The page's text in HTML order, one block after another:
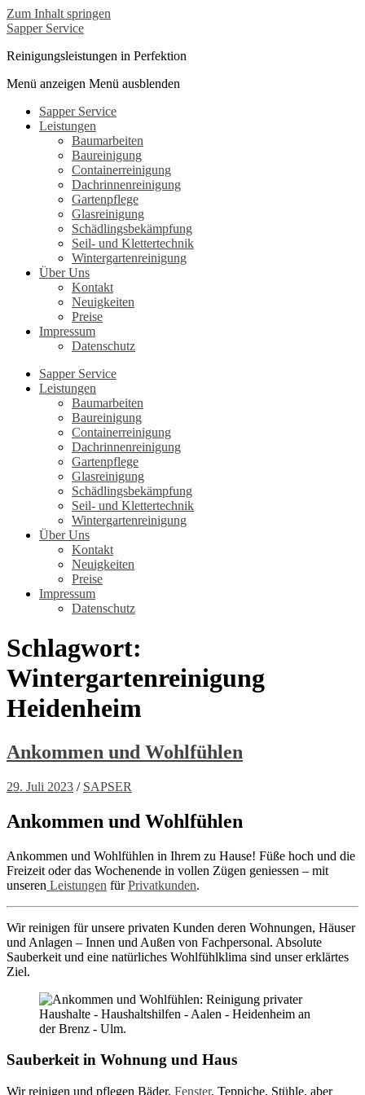
Zum Inhalt springen
Sapper Service
Reinigungsleistungen in Perfektion
Menü anzeigen Menü ausblenden
Sapper Service
Leistungen
Baumarbeiten
Baureinigung
Containerreinigung
Dachrinnenreinigung
Gartenpflege
Glasreinigung
Schädlingsbekämpfung
Seil- und Klettertechnik
Wintergartenreinigung
Über Uns
Kontakt
Neuigkeiten
Preise
Impressum
Datenschutz
Sapper Service
Leistungen
Baumarbeiten
Baureinigung
Containerreinigung
Dachrinnenreinigung
Gartenpflege
Glasreinigung
Schädlingsbekämpfung
Seil- und Klettertechnik
Wintergartenreinigung
Über Uns
Kontakt
Neuigkeiten
Preise
Impressum
Datenschutz
Schlagwort:
Wintergartenreinigung
Heidenheim
Ankommen und Wohlfühlen
29. Juli 2023 / SAPSER
Ankommen und Wohlfühlen
Ankommen und Wohlfühlen in Ihrem zu Hause! Füße hoch und die
Freizeit oder das Wochenende in vollen Zügen geniessen – mit
unseren Leistungen fürPrivatkunden.
Wir reinigen für unsere privaten Kunden deren Wohnungen, Häuser
und Anlagen – Innen und Außen von Fachpersonal. Absolute
Sauberkeit und eine natürliches Wohlfühlklima sind unser erklärtes
Ziel.
Sauberkeit in Wohnung und Haus
Wir reinigen und pflegen Bäder, Fenster, Teppiche, Stühle, aber